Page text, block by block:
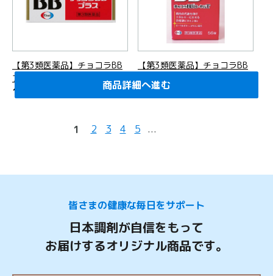
商品詳細へ進む
商品詳細へ進む
商品詳細へ進む
商品詳細へ進む
商品詳細へ進む
商品詳細へ進む
商品詳細へ進む
商品詳細へ進む
商品詳細へ進む
商品詳細へ進む
商品詳細へ進む
商品詳細へ進む
商品詳細へ進む
商品詳細へ進む
商品詳細へ進む
商品詳細へ進む
商品詳細へ進む
商品詳細へ進む
【第3類医薬品】チョコラBB
プラス 60錠
1,380 商品詳細へ進む
【第3類医薬品】チョコラBB
ローヤルT 56錠
1,313円
商品詳細へ進む
1 2 3 4 5 ...
皆さまの健康な毎日をサポート
日本調剤が自信をもって
お届けするオリジナル商品です。